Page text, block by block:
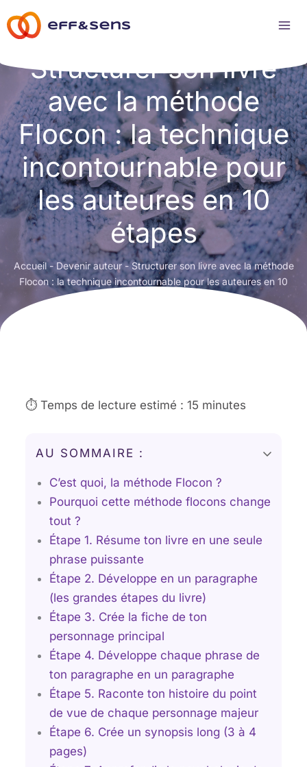
au
Structurer son livre
avec la méthode
Flocon : la technique
incontournable pour
les auteures en 10
étapes
Accueil- Devenir auteur-Structurer son livre avec la méthode
Flocon : la technique incontournable pour les auteures en 10
⏱️ Temps de lecture estimé : 15 minutes
AU SOMMAIRE :
C’est quoi, la méthode Flocon ?
Pourquoi cette méthode flocons change
tout ?
Étape 1. Résume ton livre en une seule
phrase puissante
Étape 2. Développe en un paragraphe
(les grandes étapes du livre)
Étape 3. Crée la fiche de ton
personnage principal
Étape 4. Développe chaque phrase de
ton paragraphe en un paragraphe
Étape 5. Raconte ton histoire du point
de vue de chaque personnage majeur
Étape 6. Crée un synopsis long (3 à 4
pages)